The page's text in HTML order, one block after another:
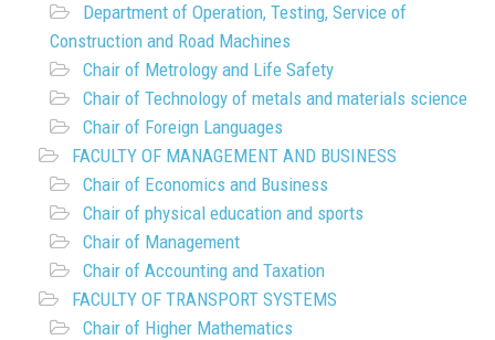
Department of Operation, Testing, Service of
Construction and Road Machines
Chair of Metrology and Life Safety
Chair of Technology of metals and materials science
Chair of Foreign Languages
FACULTY OF MANAGEMENT AND BUSINESS
Chair of Economics and Business
Chair of physical education and sports
Chair of Management
Chair of Accounting and Taxation
FACULTY OF TRANSPORT SYSTEMS
Chair of Higher Mathematics